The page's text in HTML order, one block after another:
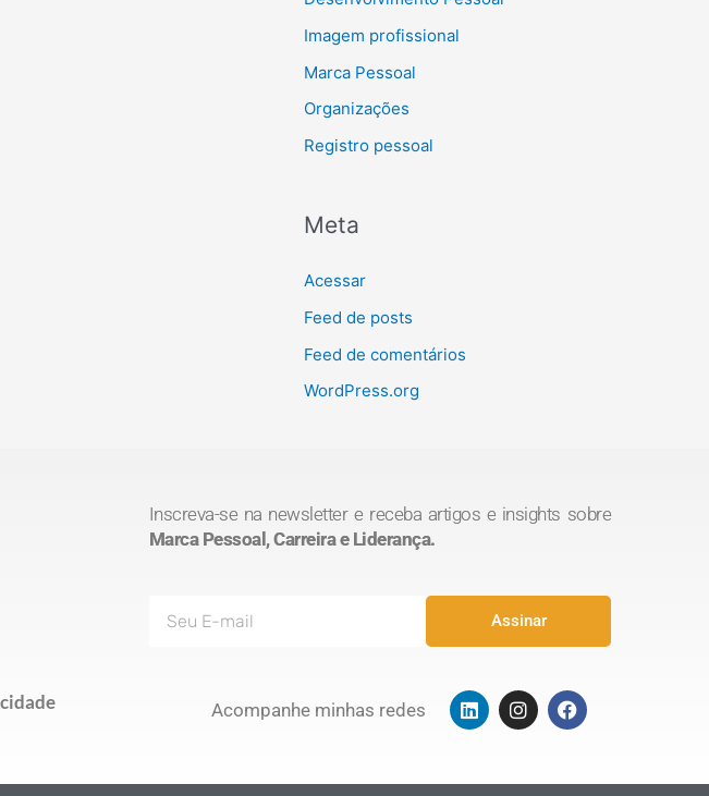
Imagem profissional
Marca Pessoal
Organizações
Registro pessoal
Meta
Acessar
Feed de posts
Feed de comentários
WordPress.org
Inscreva-se na newsletter e receba artigos e insights sobre
Marca Pessoal, Carreira e Liderança.
mail
Assinar
Acompanhe minhas redes
L
i
I
n
F
a